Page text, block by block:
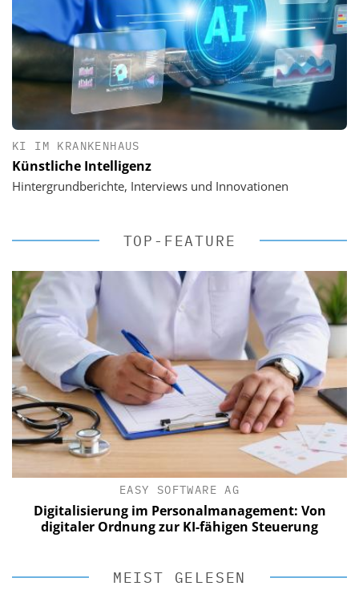
KI IM KRANKENHAUS
Künstliche Intelligenz
Hintergrundberichte, Interviews und Innovationen
TOP-FEATURE
EASY SOFTWARE AG
Digitalisierung im Personalmanagement: Von
digitaler Ordnung zur KI-fähigen Steuerung
MEIST GELESEN